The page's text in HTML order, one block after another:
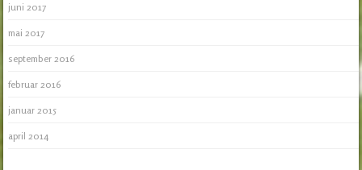
juni 2017
mai 2017
september 2016
februar 2016
januar 2015
april 2014